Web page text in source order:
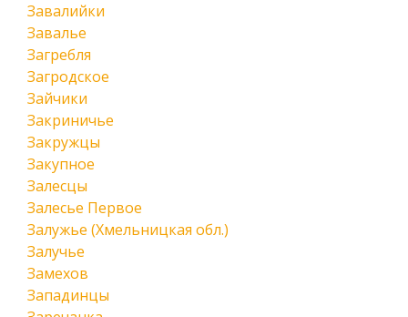
Завалийки
Завалье
Загребля
Загродское
Зайчики
Закриничье
Закружцы
Закупное
Залесцы
Залесье Первое
Залужье (Хмельницкая обл.)
Залучье
Замехов
Западинцы